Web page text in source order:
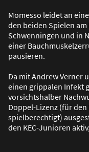
Momesso leidet an
den beiden Spielen
Schwenningen und in
einer
pausieren.
Da mit Andrew Verner
einen grippalen Infekt
vorsichtshalber
Doppel-Lizenz (für
spielberechtigt)
den KEC-Junioren